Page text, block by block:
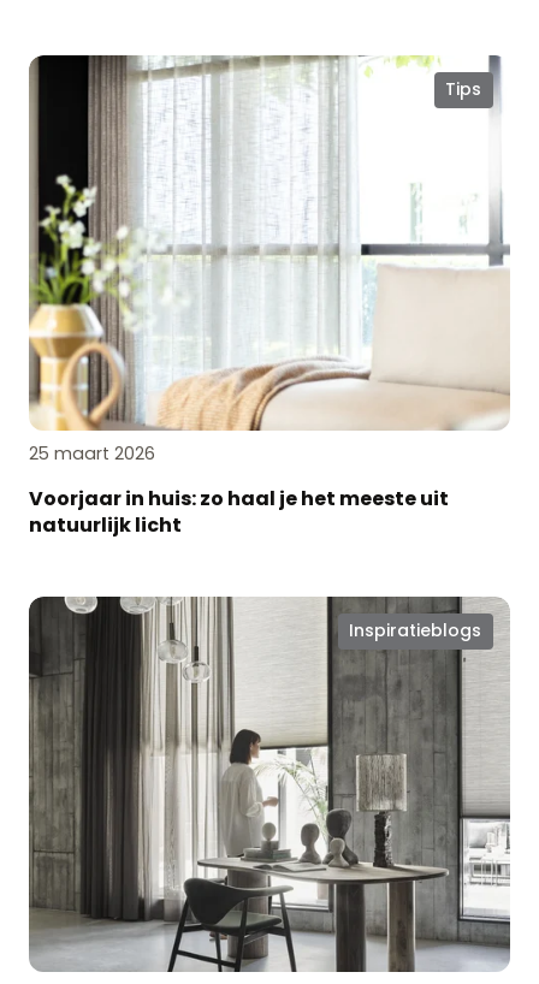
Tips
25 maart 2026
Voorjaar in huis: zo haal je het meeste uit
natuurlijk licht
Voorjaar
haal
je
het
meeste
uit
natuurlijk
licht
Inspiratieblogs
Kies
vorm
én
functie
met
Iso
Plissé®
gordijnen